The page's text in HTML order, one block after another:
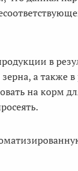
в
а также
на корм